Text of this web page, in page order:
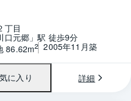
丁目
口元郷」駅 徒歩9分
86.62m2 2005年11月築
に入り 詳細
1 / 0 間取り